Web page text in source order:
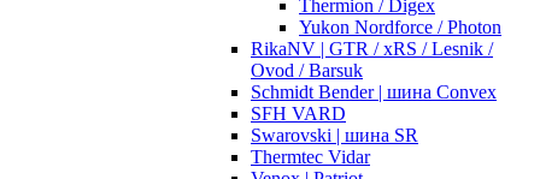
Thermion / Digex
Yukon Nordforce / Photon
RikaNV | GTR / xRS / Lesnik /
Ovod / Barsuk
Schmidt Bender | шина Convex
SFH VARD
Swarovski | шина SR
Thermtec Vidar